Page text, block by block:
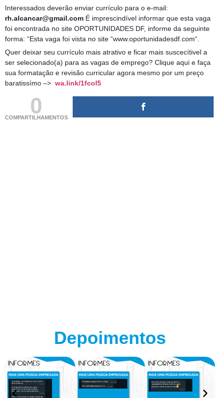
Interessados deverão enviar currículo para o e-mail:
rh.alcancar@gmail.com É imprescindível informar que esta vaga
foi encontrada no site OPORTUNIDADES DF, informe da seguinte
forma: “Esta vaga foi vista no site “www.oportunidadesdf.com“.
Quer deixar seu currículo mais atrativo e ficar mais suscecítivel a
ser selecionado(a) para as vagas de emprego? Clique aqui e faça
sua formatação e revisão curricular agora mesmo por um preço
baratissímo –> wa.link/1fcol5
0
COMPARTILHAMENTOS
Depoimentos